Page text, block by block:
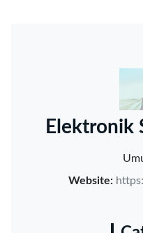
‌Elektronik
Website: